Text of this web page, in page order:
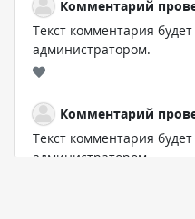
Комментарий
Текст комментария
администратором.
Комментарий
Текст комментария
администратором.